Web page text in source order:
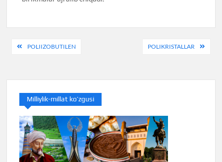
PostPOLIIZOBUTILEN POLIKRISTALLAR
Milliylik-millat ko’zgusi